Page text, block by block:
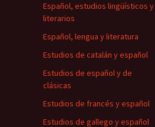
Español, estudios lingüísticos y
literarios
Español, lengua y literatura
Estudios de catalán y español
Estudios de español y de
clásicas
Estudios de francés y español
Estudios de gallego y español